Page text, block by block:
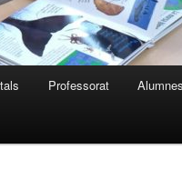
Professorat Alumnes